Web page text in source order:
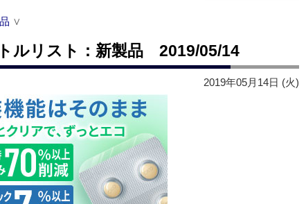
∨
ルリスト：新製品 2019/05/14
2019年05月14日 (火)